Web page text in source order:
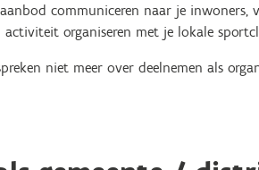
communiceren naar je inwoners,
activiteit organiseren met je lokale
niet meer over deelnemen als